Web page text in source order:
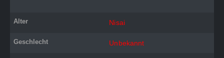
Alter Nisai
Geschlecht Unbekannt